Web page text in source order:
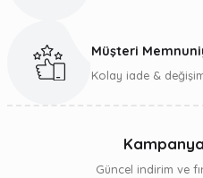
Müşteri
Kolay iade &
Güncel indirim ve